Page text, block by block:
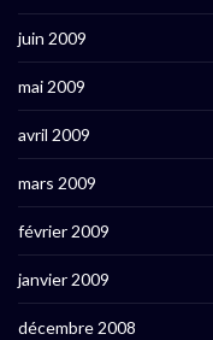
juin 2009
mai 2009
avril 2009
mars 2009
février 2009
janvier 2009
décembre 2008